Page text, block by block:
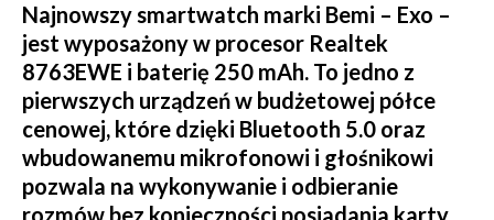
Najnowszy smartwatch marki Bemi – Exo –
jest wyposażony w procesor Realtek
8763EWE i baterię 250 mAh. To jedno z
pierwszych urządzeń w budżetowej półce
cenowej, które dzięki Bluetooth 5.0 oraz
wbudowanemu mikrofonowi i głośnikowi
pozwala na wykonywanie i odbieranie